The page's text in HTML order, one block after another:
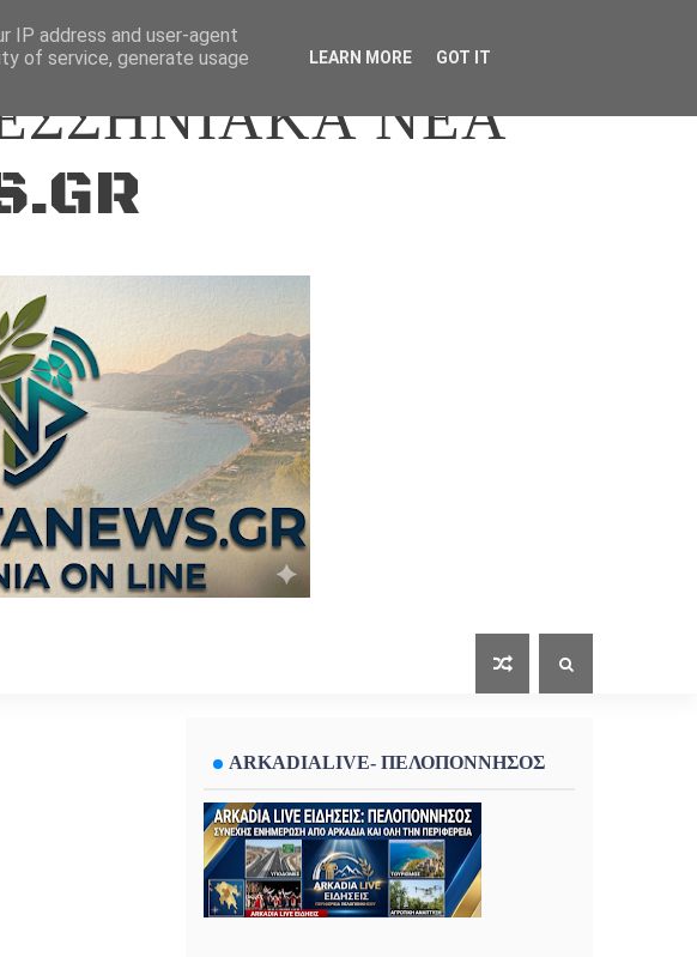
ΝΕΑ
ARKADIALIVE- ΠΕΛΟΠΟΝΝΗΣΟΣ
IP address and user-agent
of service, generate usage
LEARN MORE GOT IT